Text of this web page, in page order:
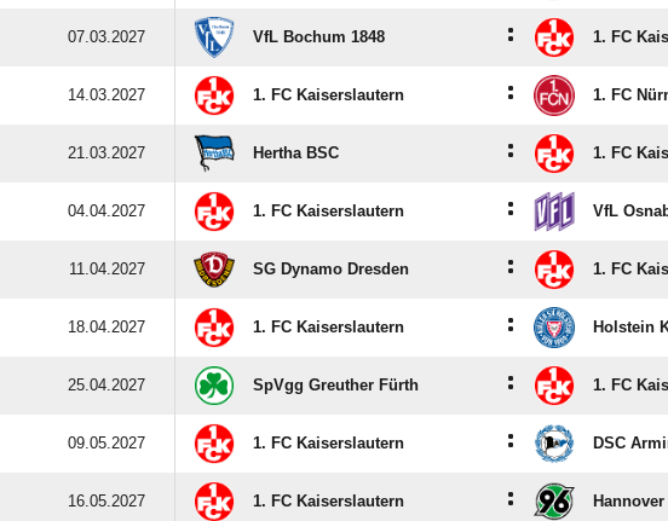
07.03.2027 VfL Bochum 1848 : 1. FC
14.03.2027 1. FC Kaiserslautern : 1. FC
21.03.2027 Hertha BSC : 1. FC
04.04.2027 1. FC Kaiserslautern : VfL
11.04.2027 SG Dynamo Dresden : 1. FC
18.04.2027 1. FC Kaiserslautern : Holstein
25.04.2027 SpVgg Greuther Fürth : 1. FC
09.05.2027 1. FC Kaiserslautern : DSC
16.05.2027 1. FC Kaiserslautern : Hannover